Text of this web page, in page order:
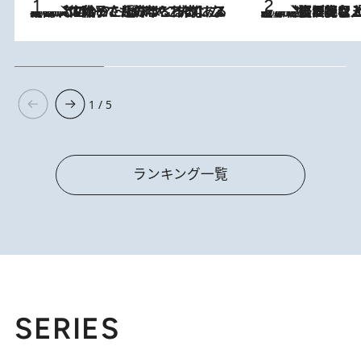
2026.8.5
【阿川佐和子さんの年とる力】なぜ70代で始めた趣味は“こんなに楽しい”のか？ ピアノ、俳句…スランプに陥っても続けられる“ある秘訣”とは 2026.8.5
【なぜ吉沢亮は「気配を消せる」のか？】興行収入208億の『国宝』を経て挑むミュージカル『ディア・エヴァン・ハンセン』。トップ俳優が舞台上でさらけ出した“孤独”とは
1 / 5
ランキング一覧
SERIES